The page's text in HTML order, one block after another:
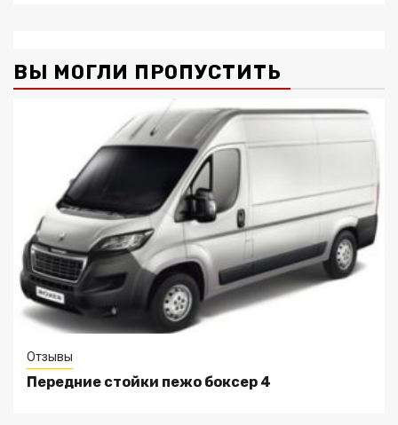
ВЫ МОГЛИ ПРОПУСТИТЬ
Отзывы
Передние стойки пежо боксер 4